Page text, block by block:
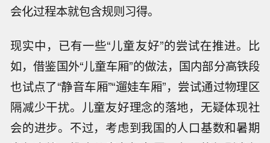
会化过程本就包含规则习得。
现实中，已有一些“儿童友好”的尝试在推进。比
如，借鉴国外“儿童车厢”的做法，国内部分高铁段
也试点了“静音车厢”“遛娃车厢”，尝试通过物理区
隔减少干扰。儿童友好理念的落地，无疑体现社
会的进步。不过，考虑到我国的人口基数和暑期